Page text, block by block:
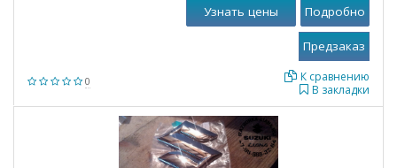
0
В закладки
К сравнению
Узнать цены Подробно